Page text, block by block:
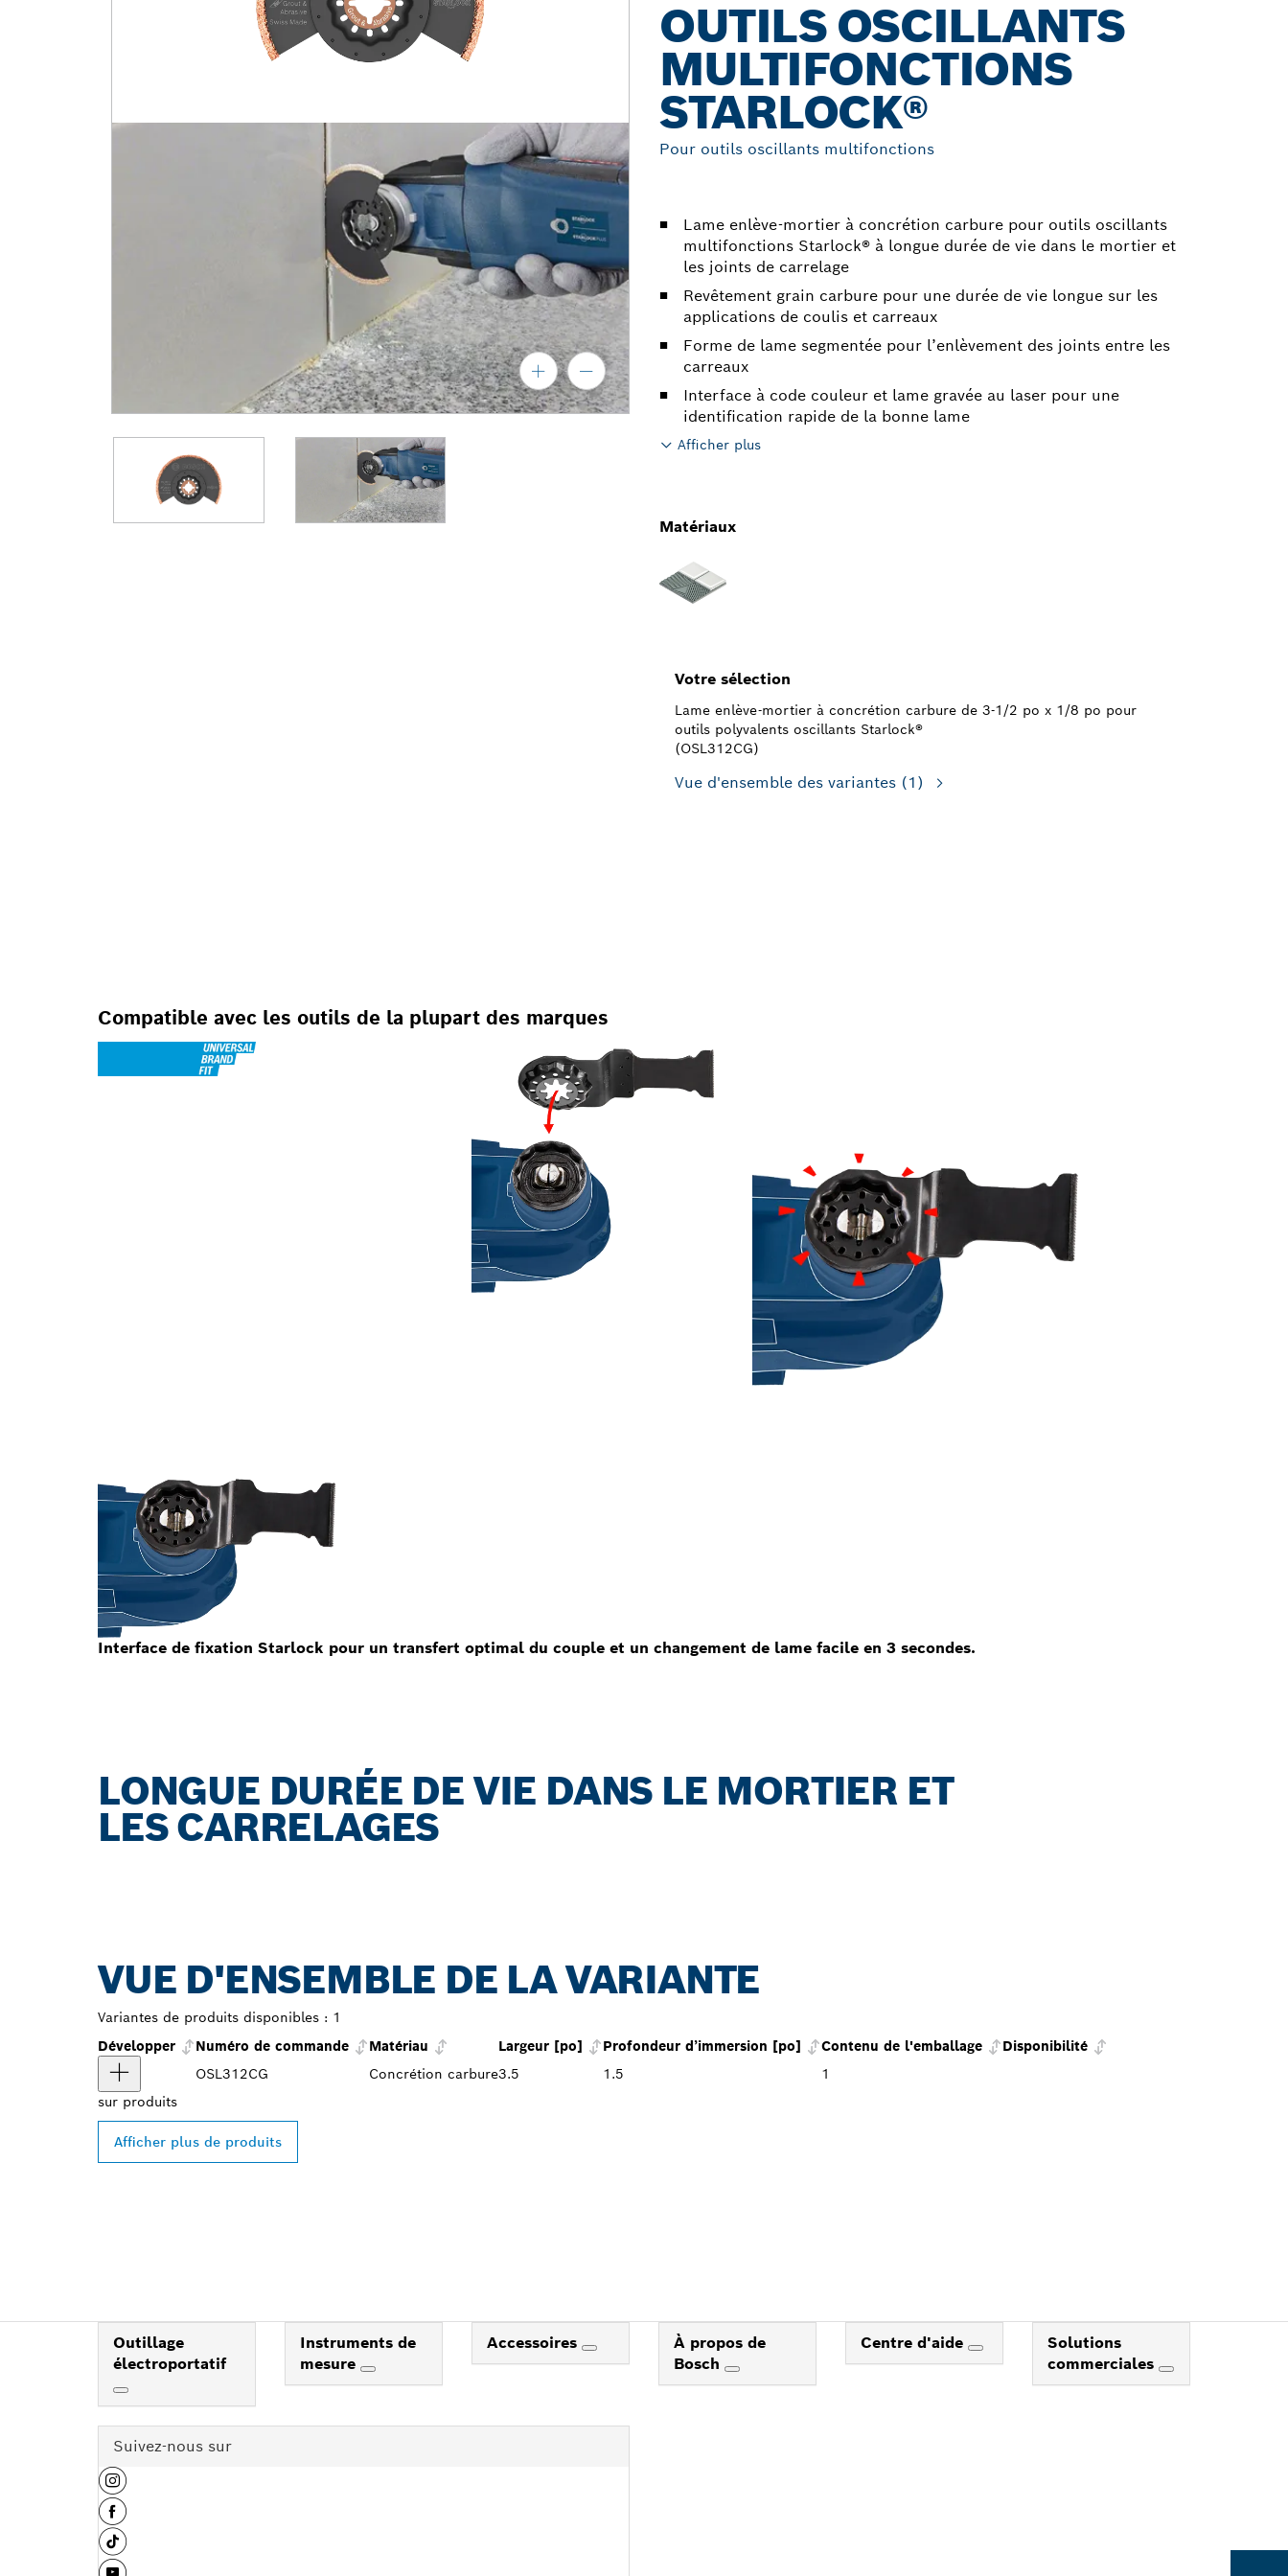
OUTILS OSCILLANTS
MULTIFONCTIONS
STARLOCK®
Pour outils oscillants multifonctions
Lame enlève-mortier à concrétion carbure pour outils oscillants
multifonctions Starlock® à longue durée de vie dans le mortier et
les joints de carrelage
Revêtement grain carbure pour une durée de vie longue sur les
applications de coulis et carreaux
Forme de lame segmentée pour l’enlèvement des joints entre les
carreaux
Interface à code couleur et lame gravée au laser pour une
identification rapide de la bonne lame
Afficher plus
Matériaux
Votre sélection
Lame enlève-mortier à concrétion carbure de 3-1/2 po x 1/8 po pour
outils polyvalents oscillants Starlock®
(OSL312CG)
Vue d'ensemble des variantes (1)
Compatible avec les outils de la plupart des marques
Interface de fixation Starlock pour un transfert optimal du couple et un changement de lame facile en 3 secondes.
LONGUE DURÉE DE VIE DANS LE MORTIER ET
LES CARRELAGES
VUE D'ENSEMBLE DE LA VARIANTE
Variantes de produits disponibles : 1
Développer
Numéro de commande Matériau Largeur [po] Profondeur d’immersion [po] Contenu de l'emballage
Disponibilité
OSL312CG
Concrétion carbure3.5 1.5
1
sur produits
Afficher plus de produits
Outillage
électroportatif
Instruments de
mesure
Accessoires
À propos de
Bosch
Centre d'aide
Solutions
commerciales
Suivez-nous sur